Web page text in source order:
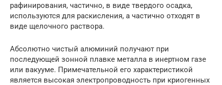
рафинирования, частично, в виде твердого осадка,
используются для раскисления, а частично отходят в
виде щелочного раствора.
Абсолютно чистый алюминий получают при
последующей зонной плавке металла в инертном газе
или вакууме. Примечательной его характеристикой
является высокая электропроводность при криогенных